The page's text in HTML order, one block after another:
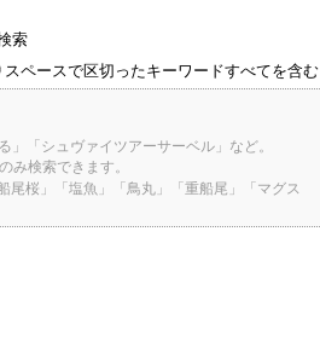
索
スペースで区切ったキーワードすべてを含む
「シュヴァイツアーサーベル」など。
み検索できます。
尾桜」「塩魚」「鳥丸」「重船尾」「マグス